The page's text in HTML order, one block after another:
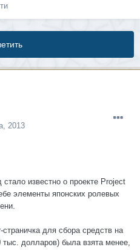
2013
известно о проекте Project
элементы японских ролевых
для сбора средств на
тыс. долларов) была взята менее,